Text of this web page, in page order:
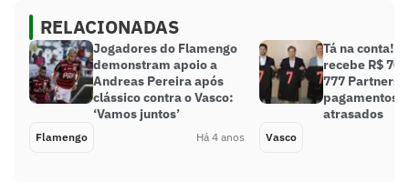
RELACIONADAS
Jogadores do Flamengo
demonstram apoio a
Andreas Pereira após
clássico contra o Vasco:
‘Vamos juntos’
Flamengo Há 4 anos
Tá na conta!
recebe R$ 70
777 Partners
pagamentos
atrasados
Vasco